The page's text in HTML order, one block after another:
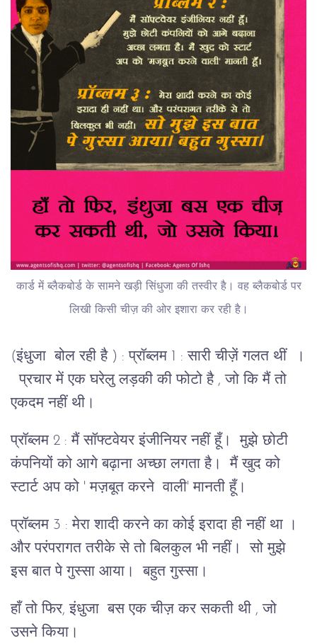
कार्ड में ब्लैकबोर्ड के सामने खड़ी सिंधुजा की तस्वीर है। वह ब्लैकबोर्ड पर
लिखी किसी चीज़ की ओर इशारा कर रही है।
(इंधुजा बोल रही है ) : प्रॉब्लम 1 : सारी चीज़ें गलत थीं ।
प्रचार में एक घरेलु लड़की की फोटो है , जो कि मैं तो
एकदम नहीं थी।
प्रॉब्लम 2 : मैं सॉफ्टवेयर इंजीनियर नहीं हूँ। मुझे छोटी
कंपनियों को आगे बढ़ाना अच्छा लगता है। मैं खुद को
स्टार्ट अप को ' मज़बूत करने वाली' मानती हूँ।
प्रॉब्लम 3 : मेरा शादी करने का कोई इरादा ही नहीं था ।
और परंपरागत तरीके से तो बिलकुल भी नहीं। सो मुझे
इस बात पे गुस्सा आया। बहुत गुस्सा।
हाँ तो फिर, इंधुजा बस एक चीज़ कर सकती थी , जो
उसने किया।